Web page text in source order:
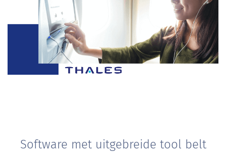
Software met uitgebreide tool belt